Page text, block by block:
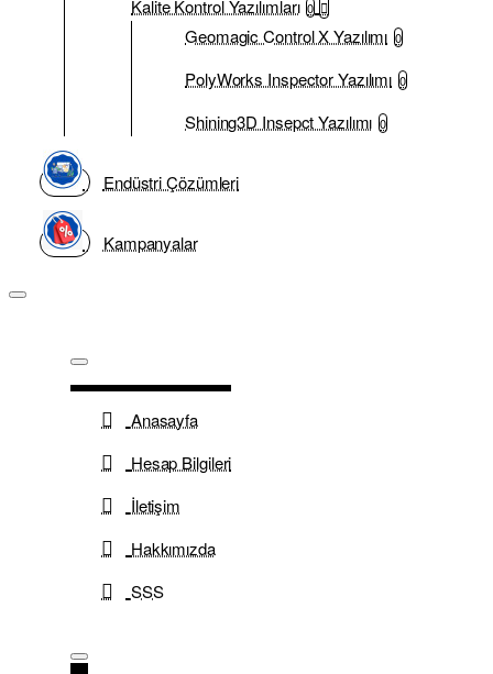
Kalite Kontrol Yazılımları 0
Geomagic Control X Yazılımı 0
PolyWorks Inspector Yazılımı 0
Shining3D Insepct Yazılımı 0
Endüstri Çözümleri
Kampanyalar
Anasayfa
Hesap Bilgileri
İletişim
Hakkımızda
SSS